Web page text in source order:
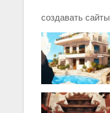
создавать сайты